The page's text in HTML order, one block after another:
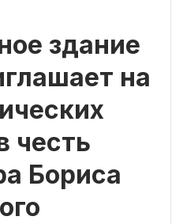
здание
на
честь
Бориса